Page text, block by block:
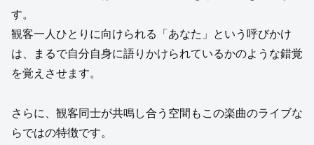
す。
観客一人ひとりに向けられる「あなた」という呼びかけ
は、まるで自分自身に語りかけられているかのような錯覚
を覚えさせます。
さらに、観客同士が共鳴し合う空間もこの楽曲のライブな
らではの特徴です。